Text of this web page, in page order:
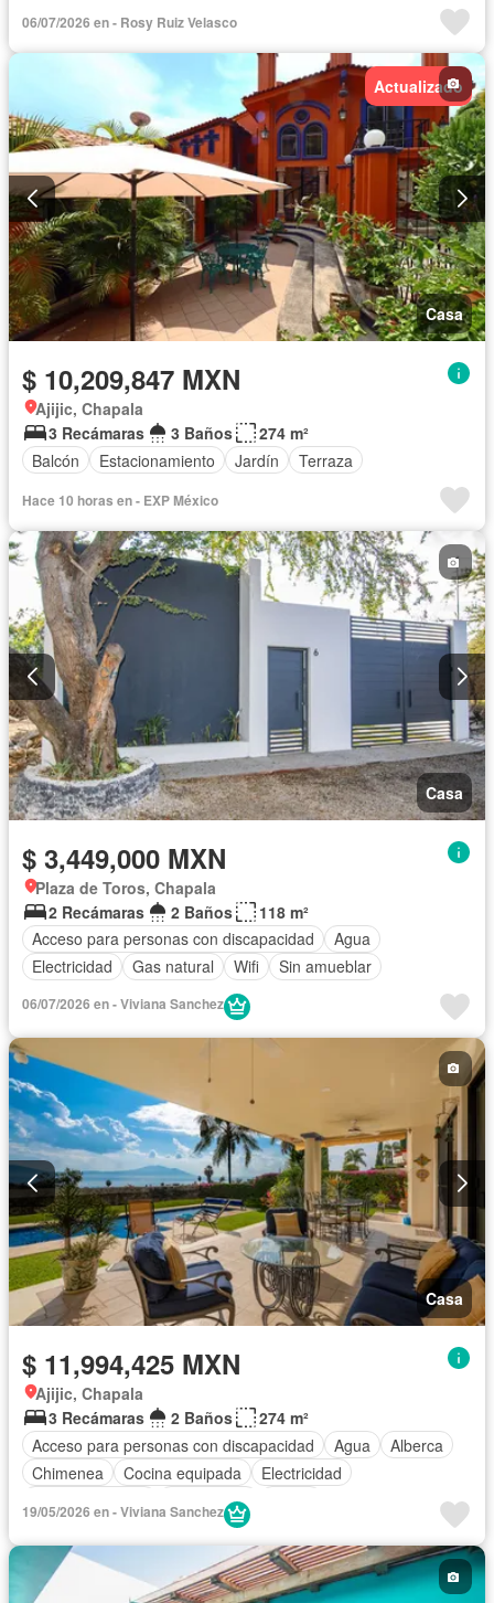
06/07/2026 en - Rosy Ruiz Velasco
Actualizado
Casa
$ 10,209,847 MXN
Ajijic, Chapala
3 Recámaras
3 Baños
274 m²
Balcón
Estacionamiento Jardín Terraza
Hace 10 horas en - EXP México
Casa
$ 3,449,000 MXN
Plaza de Toros, Chapala
2 Recámaras
2 Baños
118 m²
Acceso para personas con discapacidad
Agua
Electricidad
Gas natural Wifi Sin amueblar
06/07/2026 en - Viviana Sanchez
Casa
$ 11,994,425 MXN
Ajijic, Chapala
3 Recámaras
2 Baños
274 m²
Acceso para personas con discapacidad
Agua
Alberca
Chimenea
Cocina equipada
Electricidad
Gas natural
Terraza
Completamente amueblado
19/05/2026 en - Viviana Sanchez